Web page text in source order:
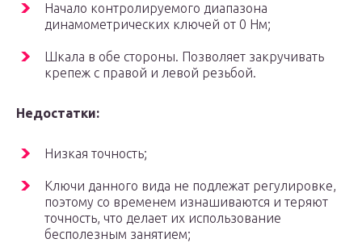
Начало контролируемого диапазона
динамометрических ключей от 0 Нм;
Шкала в обе стороны. Позволяет закручивать
крепеж с правой и левой резьбой.
Недостатки:
Низкая точность;
Ключи данного вида не подлежат регулировке,
поэтому со временем изнашиваются и теряют
точность, что делает их использование
бесполезным занятием;